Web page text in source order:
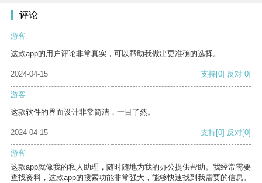
评论
游客
这款app的用户评论非常真实，可以帮助我做出更准确的选择。
2024-04-15 支持[0] 反对[0]
游客
这款软件的界面设计非常简洁，一目了然。
2024-04-15 支持[0] 反对[0]
游客
这款app就像我的私人助理，随时随地为我的办公提供帮助。我经常需要
查找资料，这款app的搜索功能非常强大，能够快速找到我需要的信息。